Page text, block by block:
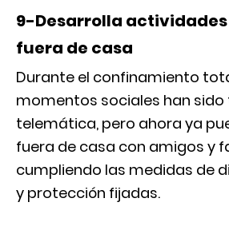
9-Desarrolla
fuera de casa
Durante el confinamiento
momentos sociales han
telemática, pero ahora ya
fuera de casa con amigos y
cumpliendo las medidas de
y protección fijadas.